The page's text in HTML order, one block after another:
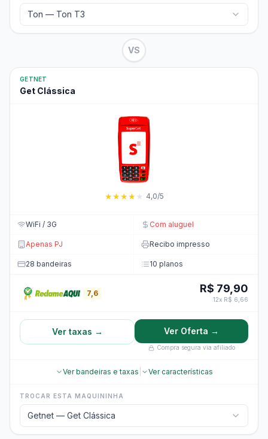
Ton — Ton T3
VS
GETNET
Get Clássica
★★★★ ★ 4,0/5
WiFi / 3G Com aluguel
Apenas PJ Recibo impresso
28 bandeiras 10 planos
7,6 R$ 79,90
12x R$ 6,66
Ver taxas → Ver Oferta →
Compra segura via afiliado
Ver bandeiras e taxas Ver características
TROCAR ESTA MAQUININHA
Getnet — Get Clássica